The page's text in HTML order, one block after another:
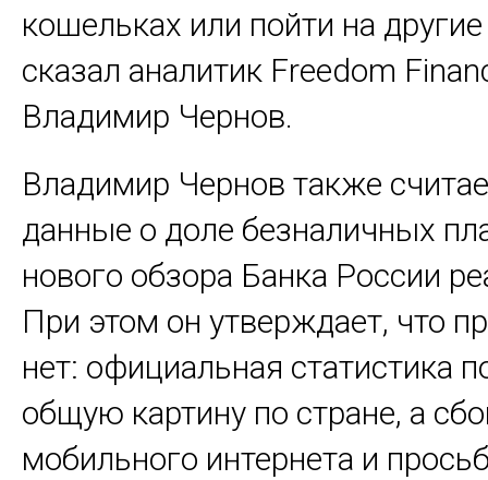
кошельках или пойти на
сказал аналитик Freedom
Владимир Чернов.
Владимир Чернов также
данные о доле безналичных
нового обзора Банка России
При этом он утверждает, что
нет: официальная статистика
общую картину по стране, а
мобильного интернета и